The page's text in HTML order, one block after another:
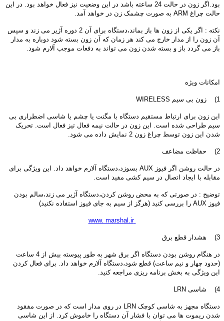
بود.اگر زون در حالت 24 ساعته باشد در این وضعیت نیز فعال خواهد بود. در این
حالت چراغ ARM به صورت چشمک زن در خواهد آمد.
نکته : اگر یکی از زون ها باز بماند،دستگاه برای آن 2 دوره آژیر می زند و سپس
آن زون را از مدار خارج می کند هر زمان که آن زون بسته شود دوباره به مدار
باز می گردد باز و بسته شدن زون می تواند به دفعات موجب آلارم شود.
امکانات ویژه
1) زون بی سیم WIRELESS
این زون برای ارتباط مستقیم دستگاه با مگنت یا چشم یا شاسی اضطراری بی
سیم طراحی شده است. این زون در حالت نیمه فعال تیز فعال است. تحریک
شدن این زون توسط چراغ زون 2 نمایش داده می شود.
2) حفاظت مضاعف
در حالت روشن اگر فیوز AUX بسوزد،دستگاه آلارم خواهد داد. این ویژگی برای
مقابله با ایجاد اتصال در سیم کشی مفید است.
توضیح : در صورتی که به محض روشن کردن،دستگاه آژیر می زند،سالم بودن
فیوز AUX را بررسی کنید (هرگز از سیم به جای فیوز استفاده نکنید)
www. marshal.ir
3) هشدار قطع برق
در هنگام روشن بودن دستگاه اگر برق شهر به طور پیوسته بیش از 4 ساعت
(حدود چهار و نیم ساعت) قطع شود،دستگاه آلارم خواهد داد. برای فعال کردن
این ویژگی به بخش برنامه ریزی مراجعه کنید.
4) شاسی LRN
دستگاه مجهز به شاسی کوچک LRN در روی مدار است که در صورت مفقود
شدن ریموت ها می توان با فشار آن دستگاه را خاموش کرد. از این شاسی